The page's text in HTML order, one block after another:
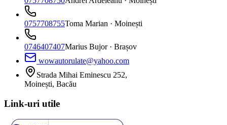
0757708755Toma Marian · Moinești
0746407407Marius Bujor · Brașov
wowautorulate@yahoo.com
Strada Mihai Eminescu 252,
Moinești, Bacău
Link-uri utile